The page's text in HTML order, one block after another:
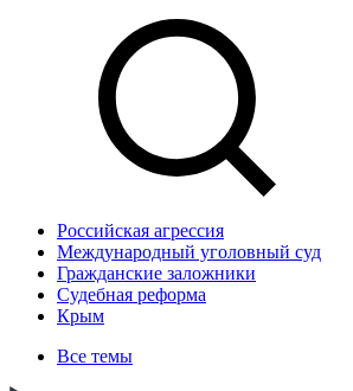
Российская агрессия
Международный уголовный суд
Гражданские заложники
Судебная реформа
Крым
Все темы